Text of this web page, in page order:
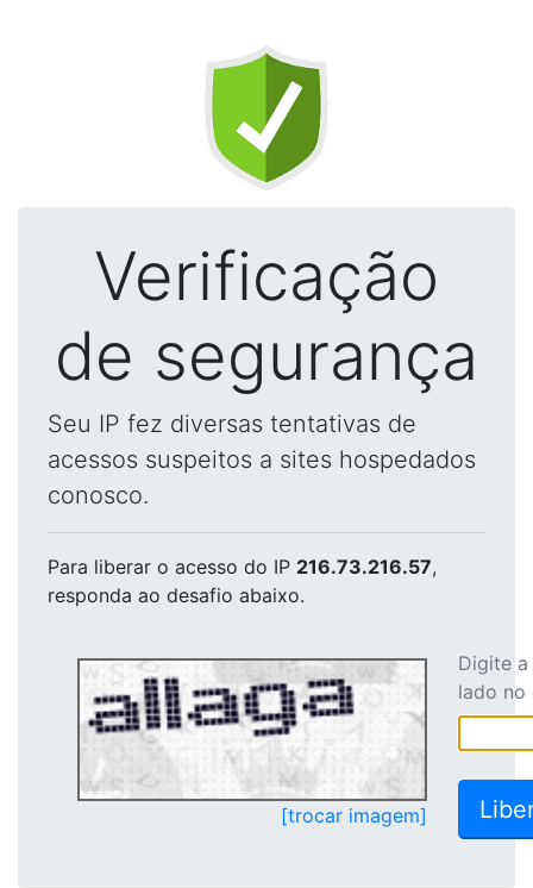
Verificação
de segurança
Seu IP fez diversas tentativas de
acessos suspeitos a sites hospedados
conosco.
Para liberar o acesso do IP 216.73.216.57,
responda ao desafio abaixo.
[trocar imagem]
Digite
lado no